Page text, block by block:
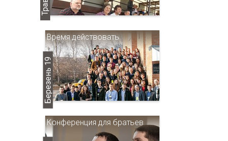
Березень 19
Время действовать
Конференция для братьев